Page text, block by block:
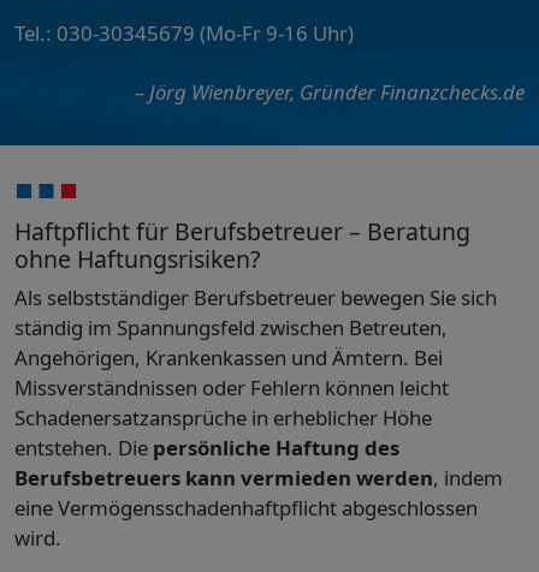
Tel.: 030-30345679 (Mo-Fr 9-16 Uhr)
– Jörg Wienbreyer, Gründer Finanzchecks.de
Haftpflicht für Berufsbetreuer – Beratung
ohne Haftungsrisiken?
Als selbstständiger Berufsbetreuer bewegen Sie sich
ständig im Spannungsfeld zwischen Betreuten,
Angehörigen, Krankenkassen und Ämtern. Bei
Missverständnissen oder Fehlern können leicht
Schadenersatzansprüche in erheblicher Höhe
entstehen. Die persönliche Haftung des
Berufsbetreuers kann vermieden werden, indem
eine Vermögensschadenhaftpflicht abgeschlossen
wird.